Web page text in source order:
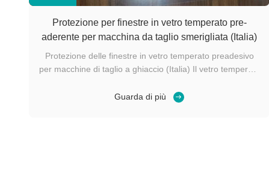
Protezione per finestre in vetro temperato pre-
aderente per macchina da taglio smerigliata (Italia)
Protezione delle finestre in vetro temperato preadesivo
per macchine di taglio a ghiaccio (Italia) Il vetro temperato
dei materiali Informazioni sul cliente:- Sì. Un produttore
Guarda di più